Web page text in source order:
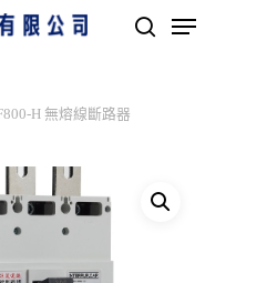
Menu
H 無熔線斷路器